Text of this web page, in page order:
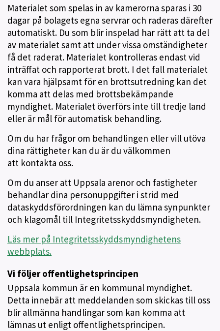
Materialet som spelas in av kamerorna sparas i 30
dagar på bolagets egna servrar och raderas därefter
automatiskt. Du som blir inspelad har rätt att ta del
av materialet samt att under vissa omständigheter
få det raderat. Materialet kontrolleras endast vid
inträffat och rapporterat brott. I det fall materialet
kan vara hjälpsamt för en brottsutredning kan det
komma att delas med brottsbekämpande
myndighet. Materialet överförs inte till tredje land
eller är mål för automatisk behandling.
Om du har frågor om behandlingen eller vill utöva
dina rättigheter kan du är du välkommen
att kontakta oss.
Om du anser att Uppsala arenor och fastigheter
behandlar dina personuppgifter i strid med
dataskyddsförordningen kan du lämna synpunkter
och klagomål till Integritetsskyddsmyndigheten.
Läs mer på Integritetsskyddsmyndighetens
webbplats.
Vi följer offentlighetsprincipen
Uppsala kommun är en kommunal myndighet.
Detta innebär att meddelanden som skickas till oss
blir allmänna handlingar som kan komma att
lämnas ut enligt offentlighetsprincipen.